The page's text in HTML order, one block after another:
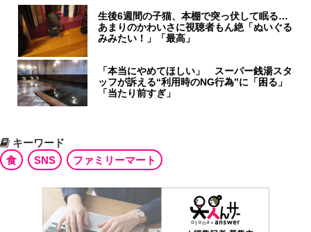
生後6週間の子猫、本棚で突っ伏して眠る…
あまりのかわいさに視聴者もん絶「ぬいぐる
みみたい！」「最高」
「本当にやめてほしい」 スーパー銭湯スタ
ッフが訴える“利用時のNG行為”に「困る」
「当たり前すぎ」
キーワード
食
SNS ファミリーマート